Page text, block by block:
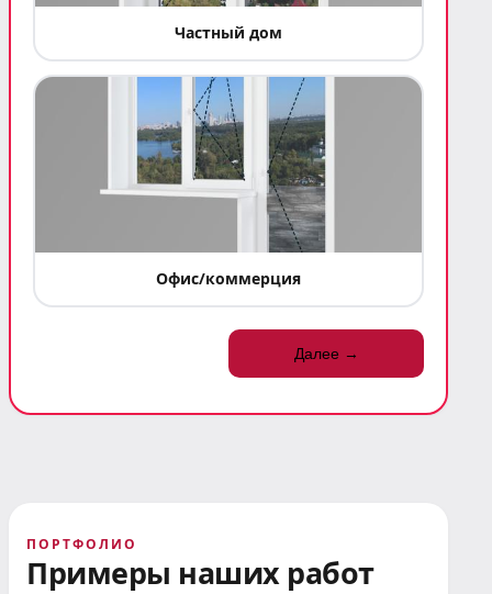
Частный дом
Офис/коммерция
Далее →
ПОРТФОЛИО
Примеры наших работ